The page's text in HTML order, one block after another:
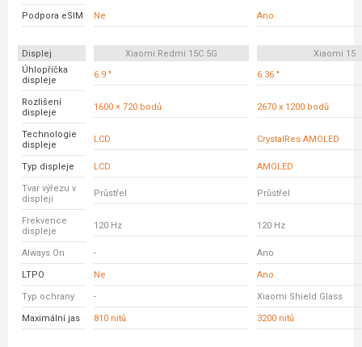
Podpora eSIM Ne Ano
Displej Xiaomi Redmi 15C 5G
Xiaomi 15
Úhlopříčka
displeje
6.9 " 6.36 "
Rozlišení
displeje
1600 × 720 bodů 2670 x 1200 bodů
Technologie
displeje
LCD CrystalRes AMOLED
Typ displeje LCD AMOLED
Tvar výřezu v
displeji
Průstřel Průstřel
Frekvence
displeje
120 Hz 120 Hz
Always On - Ano
LTPO Ne Ano
Typ ochrany - Xiaomi Shield Glass
Maximální jas 810 nitů 3200 nitů